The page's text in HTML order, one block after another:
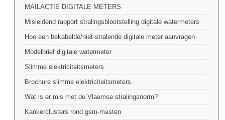
MAILACTIE DIGITALE METERS
Misleidend rapport stralingsblootstelling digitale watermeters
Hoe een bekabelde/niet-stralende digitale meter aanvragen
Modelbrief digitale watermeter
Slimme elektriciteitsmeters
Brochure slimme elektriciteitsmeters
Wat is er mis met de Vlaamse stralingsnorm?
Kankerclusters rond gsm-masten